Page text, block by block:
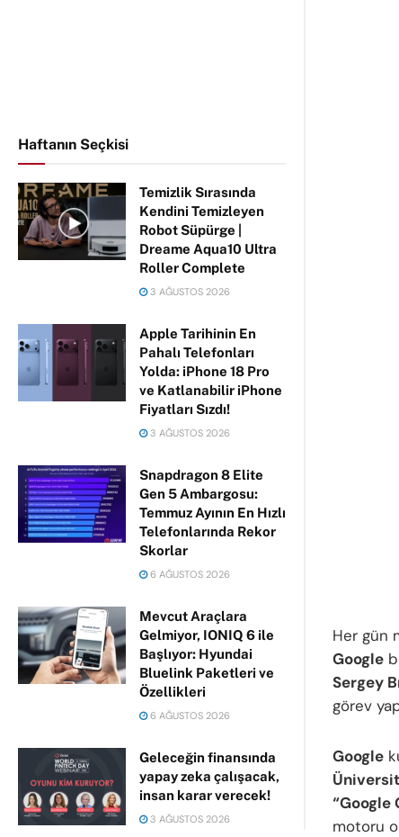
Haftanın Seçkisi
Temizlik Sırasında
Kendini Temizleyen
Robot Süpürge |
Dreame Aqua10 Ultra
Roller Complete
3 AĞUSTOS 2026
Apple Tarihinin En
Pahalı Telefonları
Yolda: iPhone 18 Pro
ve Katlanabilir iPhone
Fiyatları Sızdı!
3 AĞUSTOS 2026
Snapdragon 8 Elite
Gen 5 Ambargosu:
Temmuz Ayının En Hızlı
Telefonlarında Rekor
Skorlar
6 AĞUSTOS 2026
Mevcut Araçlara
Gelmiyor, IONIQ 6 ile
Başlıyor: Hyundai
Bluelink Paketleri ve
Özellikleri
6 AĞUSTOS 2026
Geleceğin finansında
yapay zeka çalışacak,
insan karar verecek!
3 AĞUSTOS 2026
Her gün
Google
Sergey
görev
Google
“Google
motoru